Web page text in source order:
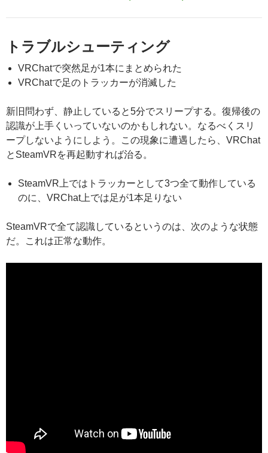
トラブルシューティング
VRChatで突然足が1本にまとめられた
VRChatで足のトラッカーが消滅した
新旧問わず、静止していると5分でスリープする。復帰後の
認識が上手くいっていないのかもしれない。なるべくスリ
ープしないようにしよう。この現象に遭遇したら、VRChat
とSteamVRを再起動すれば治る。
SteamVR上ではトラッカーとして3つ全て動作している
のに、VRChat上では足が1本足りない
SteamVRで全て認識しているというのは、次のような状態
だ。これは正常な動作。